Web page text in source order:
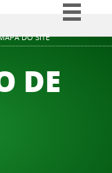
DO SITE
ParticipeDE